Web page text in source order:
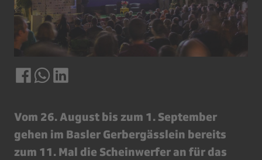
Vom 26. August bis zum 1. September
gehen im Basler Gerbergässlein bereits
zum 11. Mal die Scheinwerfer an für das